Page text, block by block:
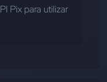
Pix para utilizar